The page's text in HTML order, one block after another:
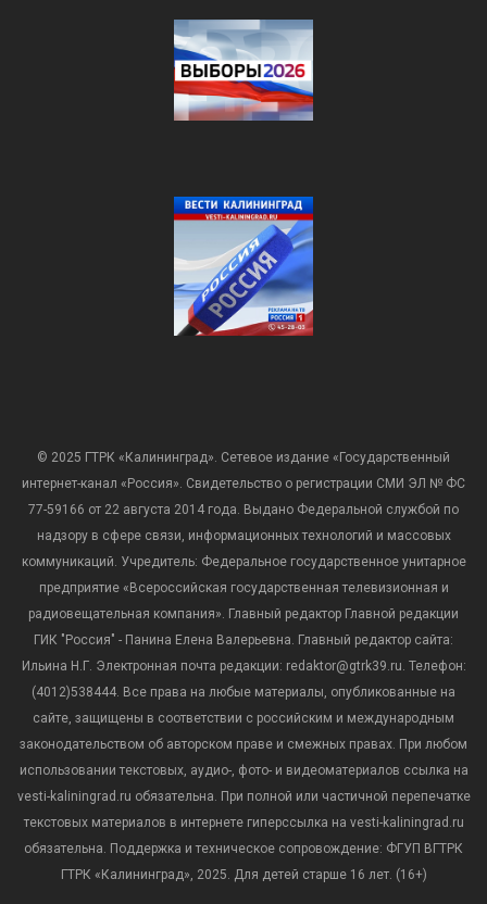
© 2025 ГТРК «Калининград». Сетевое издание «Государственный
интернет-канал «Россия». Свидетельство о регистрации СМИ ЭЛ № ФС
77-59166 от 22 августа 2014 года. Выдано Федеральной службой по
надзору в сфере связи, информационных технологий и массовых
коммуникаций. Учредитель: Федеральное государственное унитарное
предприятие «Всероссийская государственная телевизионная и
радиовещательная компания». Главный редактор Главной редакции
ГИК "Россия" - Панина Елена Валерьевна. Главный редактор сайта:
Ильина Н.Г. Электронная почта редакции: redaktor@gtrk39.ru. Телефон:
(4012)538444. Все права на любые материалы, опубликованные на
сайте, защищены в соответствии с российским и международным
законодательством об авторском праве и смежных правах. При любом
использовании текстовых, аудио-, фото- и видеоматериалов ссылка на
vesti-kaliningrad.ru обязательна. При полной или частичной перепечатке
текстовых материалов в интернете гиперссылка на vesti-kaliningrad.ru
обязательна. Поддержка и техническое сопровождение: ФГУП ВГТРК
ГТРК «Калининград», 2025. Для детей старше 16 лет. (16+)